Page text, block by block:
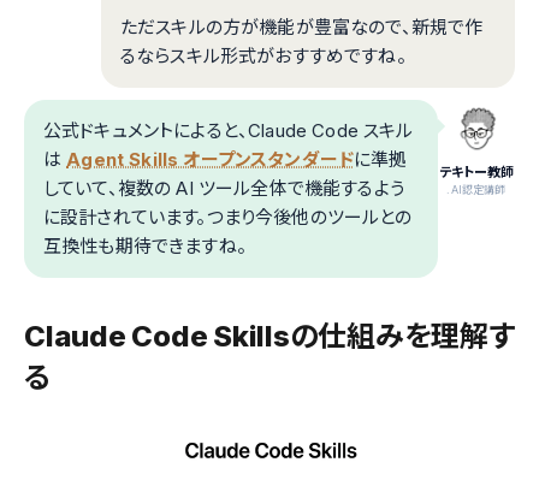
ただスキルの方が機能が豊富なので、新規で作
るならスキル形式がおすすめですね。
テキトー教師
.AI認定講師
公式ドキュメントによると、Claude Code スキル
はAgent Skills オープンスタンダードに準拠
していて、複数の AI ツール全体で機能するよう
に設計されています。つまり今後他のツールとの
互換性も期待できますね。
Claude Code Skillsの仕組みを理解す
る